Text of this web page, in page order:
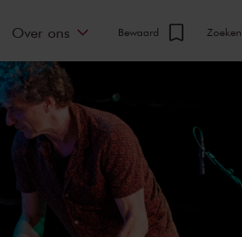
Over ons Bewaard Zoeken